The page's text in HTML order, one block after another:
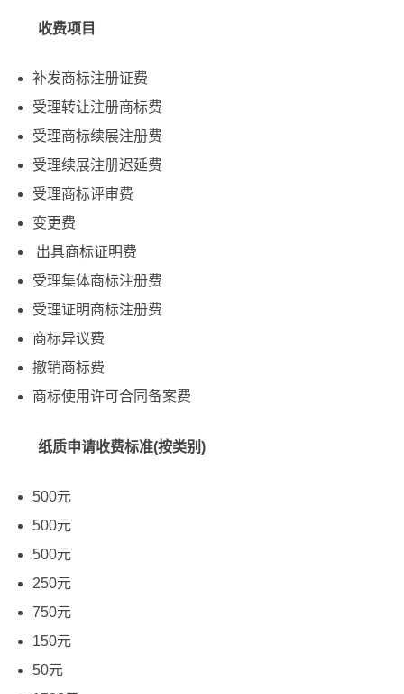
收费项目
补发商标注册证费
受理转让注册商标费
受理商标续展注册费
受理续展注册迟延费
受理商标评审费
变更费
出具商标证明费
受理集体商标注册费
受理证明商标注册费
商标异议费
撤销商标费
商标使用许可合同备案费
纸质申请收费标准(按类别)
500元
500元
500元
250元
750元
150元
50元